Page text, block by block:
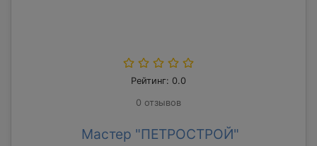
Рейтинг: 0.0
0 отзывов
Мастер "ПЕТРОСТРОЙ"